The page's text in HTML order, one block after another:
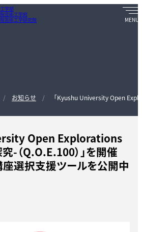
学部
芸術工学府
芸術工学研究院
お知らせ 「Kyushu University Open
Open Explorations
-（Q.O.E.100）」を開催
座選択支援ツールを公開中